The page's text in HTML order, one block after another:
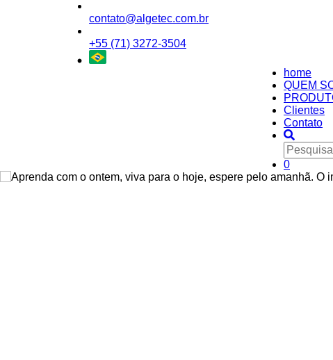
contato@algetec.com.br
+55 (71) 3272-3504
home
QUEM
Clientes
Contato
0